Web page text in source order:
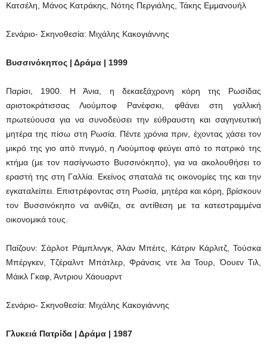
Κατσέλη, Μάνος Κατράκης, Νότης Περγιάλης, Τάκης Εμμανουήλ
Σενάριο- Σκηνοθεσία: Μιχάλης Κακογιάννης
Βυσσινόκηπος | Δράμα | 1999
Παρίσι, 1900. Η Άνια, η δεκαεξάχρονη κόρη της Ρωσίδας
αριστοκράτισσας Λιούμποφ Ρανέφσκι, φθάνει στη γαλλική
πρωτεύουσα για να συνοδεύσει την εύθραυστη και σαγηνευτική
μητέρα της πίσω στη Ρωσία. Πέντε χρόνια πριν, έχοντας χάσει τον
μικρό της γιο από πνιγμό, η Λιούμποφ φεύγει από το πατρικό της
κτήμα (με τον πασίγνωστο Βυσσινόκηπο), για να ακολουθήσει το
εραστή της στη Γαλλία. Εκείνος σπαταλά τις οικονομίες της και την
εγκαταλείπει. Επιστρέφοντας στη Ρωσία, μητέρα και κόρη, βρίσκουν
τον Βυσσινόκηπο να ανθίζει, σε αντίθεση με τα κατεστραμμένα
οικονομικά τους.
Παίζουν: Σάρλοτ Ράμπλινγκ, Άλαν Μπέιτς, Κάτριν Κάρλιτζ, Τούσκα
Μπέργκεν, Τζέραλντ Μπάτλερ, Φράνσις ντε λα Τουρ, Όουεν Τιλ,
Μάικλ Γκαφ, Άντριου Χάουαρντ
Σενάριο- Σκηνοθεσία: Μιχάλης Κακογιάννης
Γλυκειά Πατρίδα | Δράμα | 1987